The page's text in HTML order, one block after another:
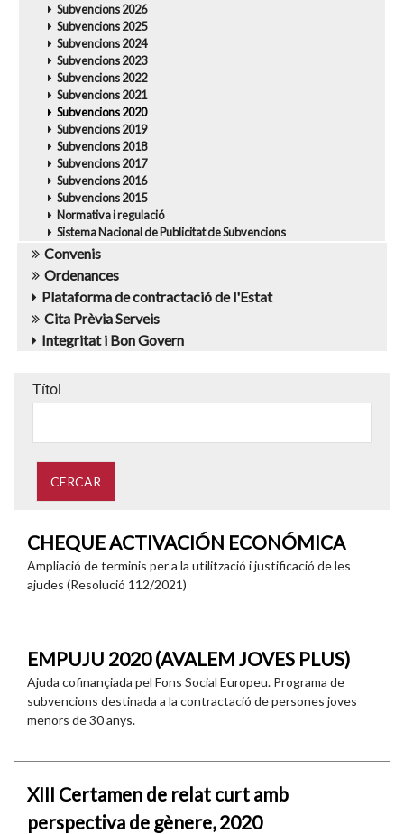
Subvencions 2026
Subvencions 2025
Subvencions 2024
Subvencions 2023
Subvencions 2022
Subvencions 2021
Subvencions 2020
Subvencions 2019
Subvencions 2018
Subvencions 2017
Subvencions 2016
Subvencions 2015
Normativa i regulació
Sistema Nacional de Publicitat de Subvencions
Convenis
Ordenances
Plataforma de contractació de l'Estat
Cita Prèvia Serveis
Integritat i Bon Govern
Títol
CHEQUE ACTIVACIÓN ECONÓMICA
Ampliació de terminis per a la utilització i justificació de les
ajudes (Resolució 112/2021)
EMPUJU 2020 (AVALEM JOVES PLUS)
Ajuda cofinançiada pel Fons Social Europeu. Programa de
subvencions destinada a la contractació de persones joves
menors de 30 anys.
XIII Certamen de relat curt amb
perspectiva de gènere, 2020